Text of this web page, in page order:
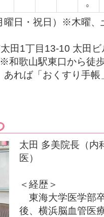
○
曜日・祝日）※木曜
太田1丁目13-10 太
和歌山駅東口から
れば「おくすり手帳
太田 多美院長（内
医）
＜経歴＞
東海大学医学部
後、横浜脳血管医